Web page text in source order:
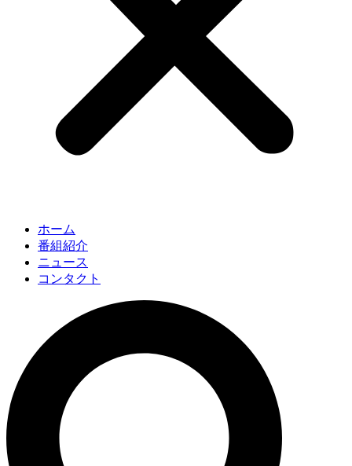
ホーム
番組紹介
ニュース
コンタクト